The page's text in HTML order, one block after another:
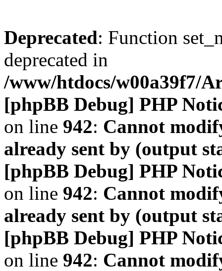
Deprecated: Function
deprecated in
/www/htdocs/w00a39f7/
[phpBB Debug] PHP
on line 942: Cannot
already sent by (output
[phpBB Debug] PHP
on line 942: Cannot
already sent by (output
[phpBB Debug] PHP
on line 942: Cannot